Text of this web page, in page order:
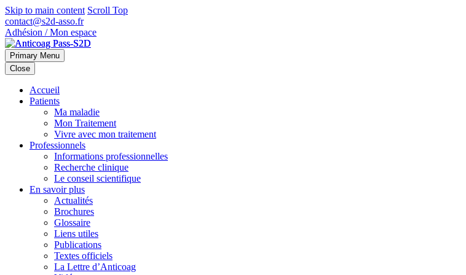
Skip to main content Scroll Top
contact@s2d-asso.fr
Adhésion / Mon espace
Primary Menu
Close
Accueil
Patients
Ma maladie
Mon Traitement
Vivre avec mon traitement
Professionnels
Informations professionnelles
Recherche clinique
Le conseil scientifique
En savoir plus
Actualités
Brochures
Glossaire
Liens utiles
Publications
Textes officiels
La Lettre d’Anticoag